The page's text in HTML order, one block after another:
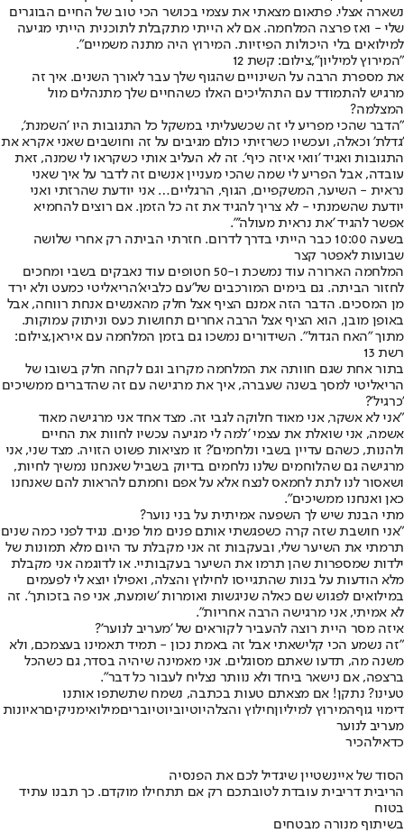
נשארה אצלי. פתאום מצאתי את עצמי בכושר הכי טוב של החיים הבוגרים
שלי - ואז פרצה המלחמה. אם לא הייתי מתקבלת לתוכנית הייתי מגיעה
למילואים בלי היכולות הפיזיות. המירוץ היה מתנה משמיים".
"המירוץ למיליון",צילום: קשת 12
את מספרת הרבה על השינויים שהגוף שלך עבר לאורך השנים. איך זה
מרגיש להתמודד עם התהליכים האלו כשהחיים שלך מתנהלים מול
המצלמה?
"הדבר שהכי מפריע לי זה שכשעליתי במשקל כל התגובות היו 'השמנת',
'גדלת' וכאלה, ועכשיו כשרזיתי כולם מגיבים על זה וחושבים שאני אקרא את
התגובות ואגיד 'וואי איזה כיף'. זה לא העליב אותי כשקראו לי שמנה, זאת
עובדה, אבל הפריע לי שמה שהכי מעניין אנשים זה לדבר על איך שאני
נראית - השיער, המשקפיים, הגוף, הרגליים… אני יודעת שהרזתי ואני
יודעת שהשמנתי - לא צריך להגיד את זה כל הזמן. אם רוצים להחמיא
אפשר להגיד 'את נראית מעולה'".
בשעה 10:00 כבר הייתי בדרך לדרום. חזרתי הביתה רק אחרי שלושה
שבועות לאפטר קצר
המלחמה הארורה עוד נמשכת ו-50 חטופים עוד נאבקים בשבי ומחכים
לחזור הביתה. גם בימים המורכבים של'עם כלביא'הריאליטי כמעט ולא ירד
מן המסכים. הדבר הזה אמנם הציף אצל חלק מהאנשים אנחת רווחה, אבל
באופן מובן, הוא הציף אצל הרבה אחרים תחושות כעס וניתוק עמוקות.
מתוך "האח הגדול". השידורים נמשכו גם בזמן המלחמה עם איראן,צילום:
רשת 13
בתור אחת שגם חוותה את המלחמה מקרוב וגם לקחה חלק בשובו של
הריאליטי למסך בשנה שעברה, איך את מרגישה עם זה שהדברים ממשיכים
'כרגיל'?
"אני לא אשקר, אני מאוד חלוקה לגבי זה. מצד אחד אני מרגישה מאוד
אשמה, אני שואלת את עצמי 'למה לי מגיעה עכשיו לחוות את החיים
ולהנות, כשהם עדיין בשבי ונלחמים'? זו מציאות פשוט הזויה. מצד שני, אני
מרגישה גם שהלוחמים שלנו נלחמים בדיוק בשביל שאנחנו נמשיך לחיות,
ושאסור לנו לתת לחמאס לנצח אלא על אפם וחמתם להראות להם שאנחנו
כאן ואנחנו ממשיכים".
מתי הבנת שיש לך השפעה אמיתית על בני נוער?
"אני חושבת שזה קרה כשפגשתי אותם פנים מול פנים. נגיד לפני כמה שנים
תרמתי את השיער שלי, ובעקבות זה אני מקבלת עד היום מלא תמונות של
ילדות שמספרות שהן תרמו את השיער בעקבותיי. או לדוגמה אני מקבלת
מלא הודעות על בנות שהתגייסו לחילוץ והצלה, ואפילו יוצא לי לפעמים
במילואים לפגוש שם כאלה שניגשות ואומרות 'שומעת, אני פה בזכותך'. זה
לא אמיתי, אני מרגישה הרבה אחריות".
איזה מסר היית רוצה להעביר לקוראים של 'מעריב לנוער'?
"זה נשמע הכי קלישאתי אבל זה באמת נכון - תמיד תאמינו בעצמכם, ולא
משנה מה, תדעו שאתם מסוגלים. אני מאמינה שיהיה בסדר, גם כשהכל
ברצפה, אם נישאר ביחד ולא נוותר נצליח לעבור כל דבר".
טעינו? נתקן! אם מצאתם טעות בכתבה, נשמח שתשתפו אותנו
דימוי גוףהמירוץ למיליוןחילוץ והצלהיוטיוביוטיובריםמילואימניקיםראיונות
מעריב לנוער
כדאילהכיר
הסוד של איינשטיין שיגדיל לכם את הפנסיה
הריבית דריבית עובדת לטובתכם רק אם תתחילו מוקדם. כך תבנו עתיד
בטוח
בשיתוף מנורה מבטחים